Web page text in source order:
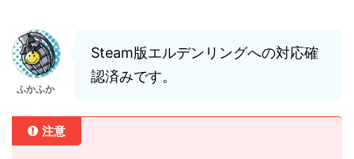
ふかふか
Steam版エルデンリングへの対応確
認済みです。
注意